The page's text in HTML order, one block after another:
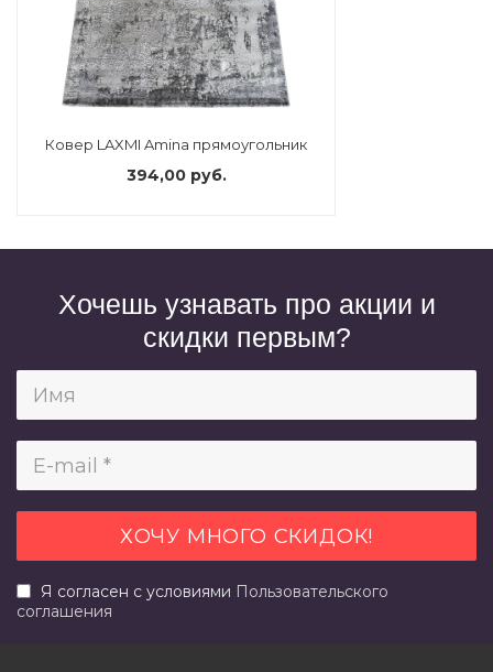
Ковер LAXMI Amina прямоугольник
394,00 руб.
Хочешь узнавать про акции и
скидки первым?
Я согласен с условиями Пользовательского
соглашения